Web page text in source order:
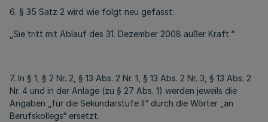
6. § 35 Satz 2 wird wie folgt neu gefasst:
„Sie tritt mit Ablauf des 31. Dezember 2008 außer Kraft.“
7. In § 1, § 2 Nr. 2, § 13 Abs. 2 Nr. 1, § 13 Abs. 2 Nr. 3, § 13 Abs. 2
Nr. 4 und in der Anlage (zu § 27 Abs. 1) werden jeweils die
Angaben „für die Sekundarstufe II“ durch die Wörter „an
Berufskollegs“ ersetzt.